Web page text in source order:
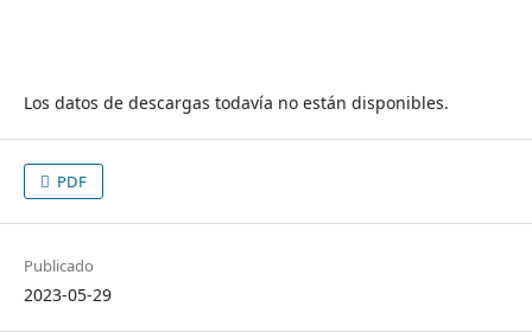
Los datos de descargas todavía no están disponibles.
PDF
Publicado
2023-05-29